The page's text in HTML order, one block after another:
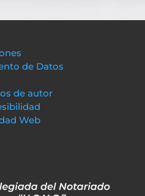
de Datos
de autor
Web